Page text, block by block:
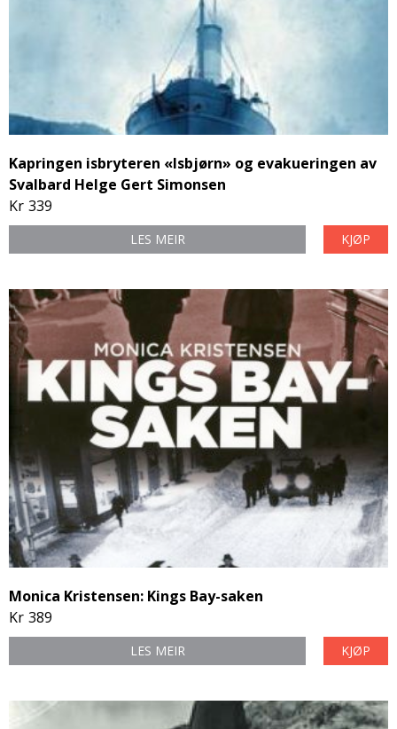
Kapringen isbryteren «Isbjørn» og evakueringen av
Svalbard Helge Gert Simonsen
Kr 339
LES MEIR KJØP
Monica Kristensen: Kings Bay-saken
Kr 389
LES MEIR KJØP